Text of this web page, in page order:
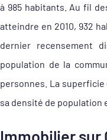
à 985 habitants. Au fil
atteindre en 2010, 932
dernier recensement
population de la
personnes. La superficie
sa densité de population
Immobilier sur